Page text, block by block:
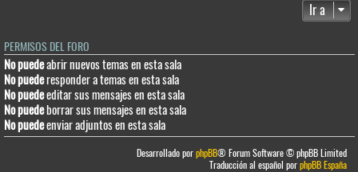
Ir a
PERMISOS DEL FORO
No puedeabrir nuevos temas en esta sala
No puederesponder a temas en esta sala
No puedeeditar sus mensajes en esta sala
No puedeborrar sus mensajes en esta sala
No puedeenviar adjuntos en esta sala
Desarrollado porphpBB® Forum Software © phpBB Limited
Traducción al español porphpBB España